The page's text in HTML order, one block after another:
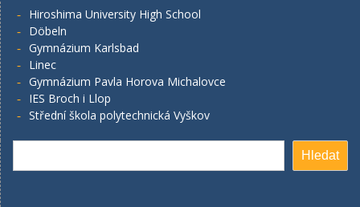
Hiroshima University High School
Döbeln
Gymnázium Karlsbad
Linec
Gymnázium Pavla Horova Michalovce
IES Broch i Llop
Střední škola polytechnická Vyškov
Hledat